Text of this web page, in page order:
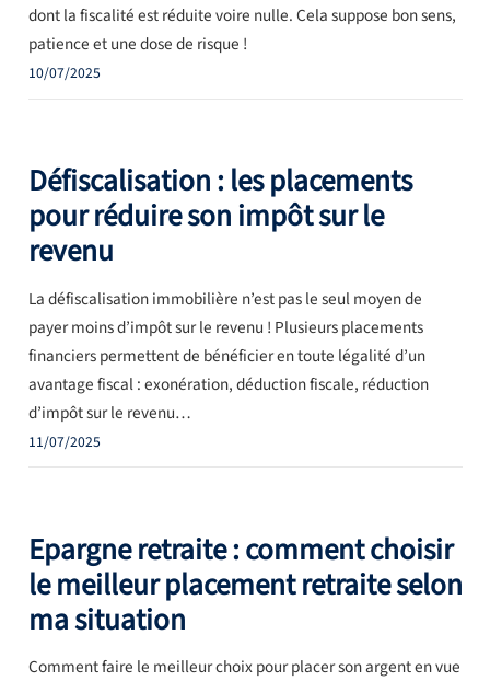
dont la fiscalité est réduite voire nulle. Cela suppose bon sens,
patience et une dose de risque !
10/07/2025
Défiscalisation : les placements
pour réduire son impôt sur le
revenu
La défiscalisation immobilière n’est pas le seul moyen de
payer moins d’impôt sur le revenu ! Plusieurs placements
financiers permettent de bénéficier en toute légalité d’un
avantage fiscal : exonération, déduction fiscale, réduction
d’impôt sur le revenu…
11/07/2025
Epargne retraite : comment choisir
le meilleur placement retraite selon
ma situation
Comment faire le meilleur choix pour placer son argent en vue